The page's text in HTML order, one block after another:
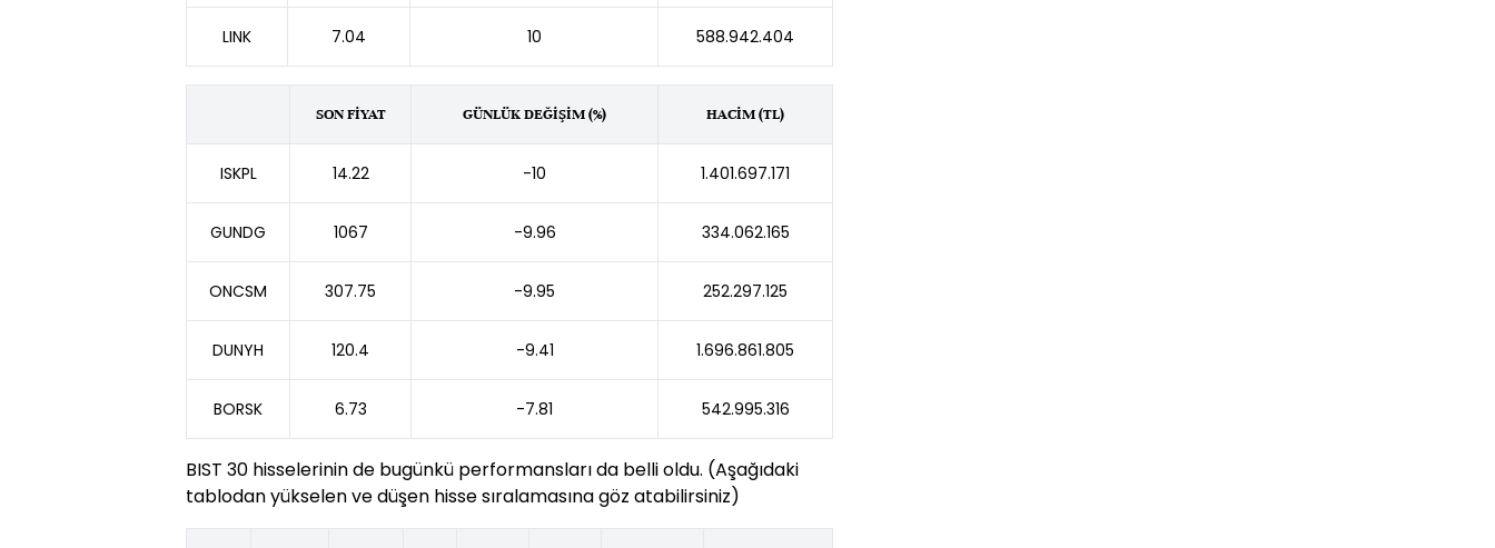
LINK 7.04 10 588.942.404
SON FİYAT GÜNLÜK DEĞİŞİM (%) HACİM (TL)
ISKPL 14.22 -10 1.401.697.171
GUNDG 1067 -9.96 334.062.165
ONCSM 307.75 -9.95 252.297.125
DUNYH 120.4 -9.41 1.696.861.805
BORSK 6.73 -7.81 542.995.316
BIST 30 hisselerinin de bugünkü performansları da belli oldu. (Aşağıdaki
tablodan yükselen ve düşen hisse sıralamasına göz atabilirsiniz)